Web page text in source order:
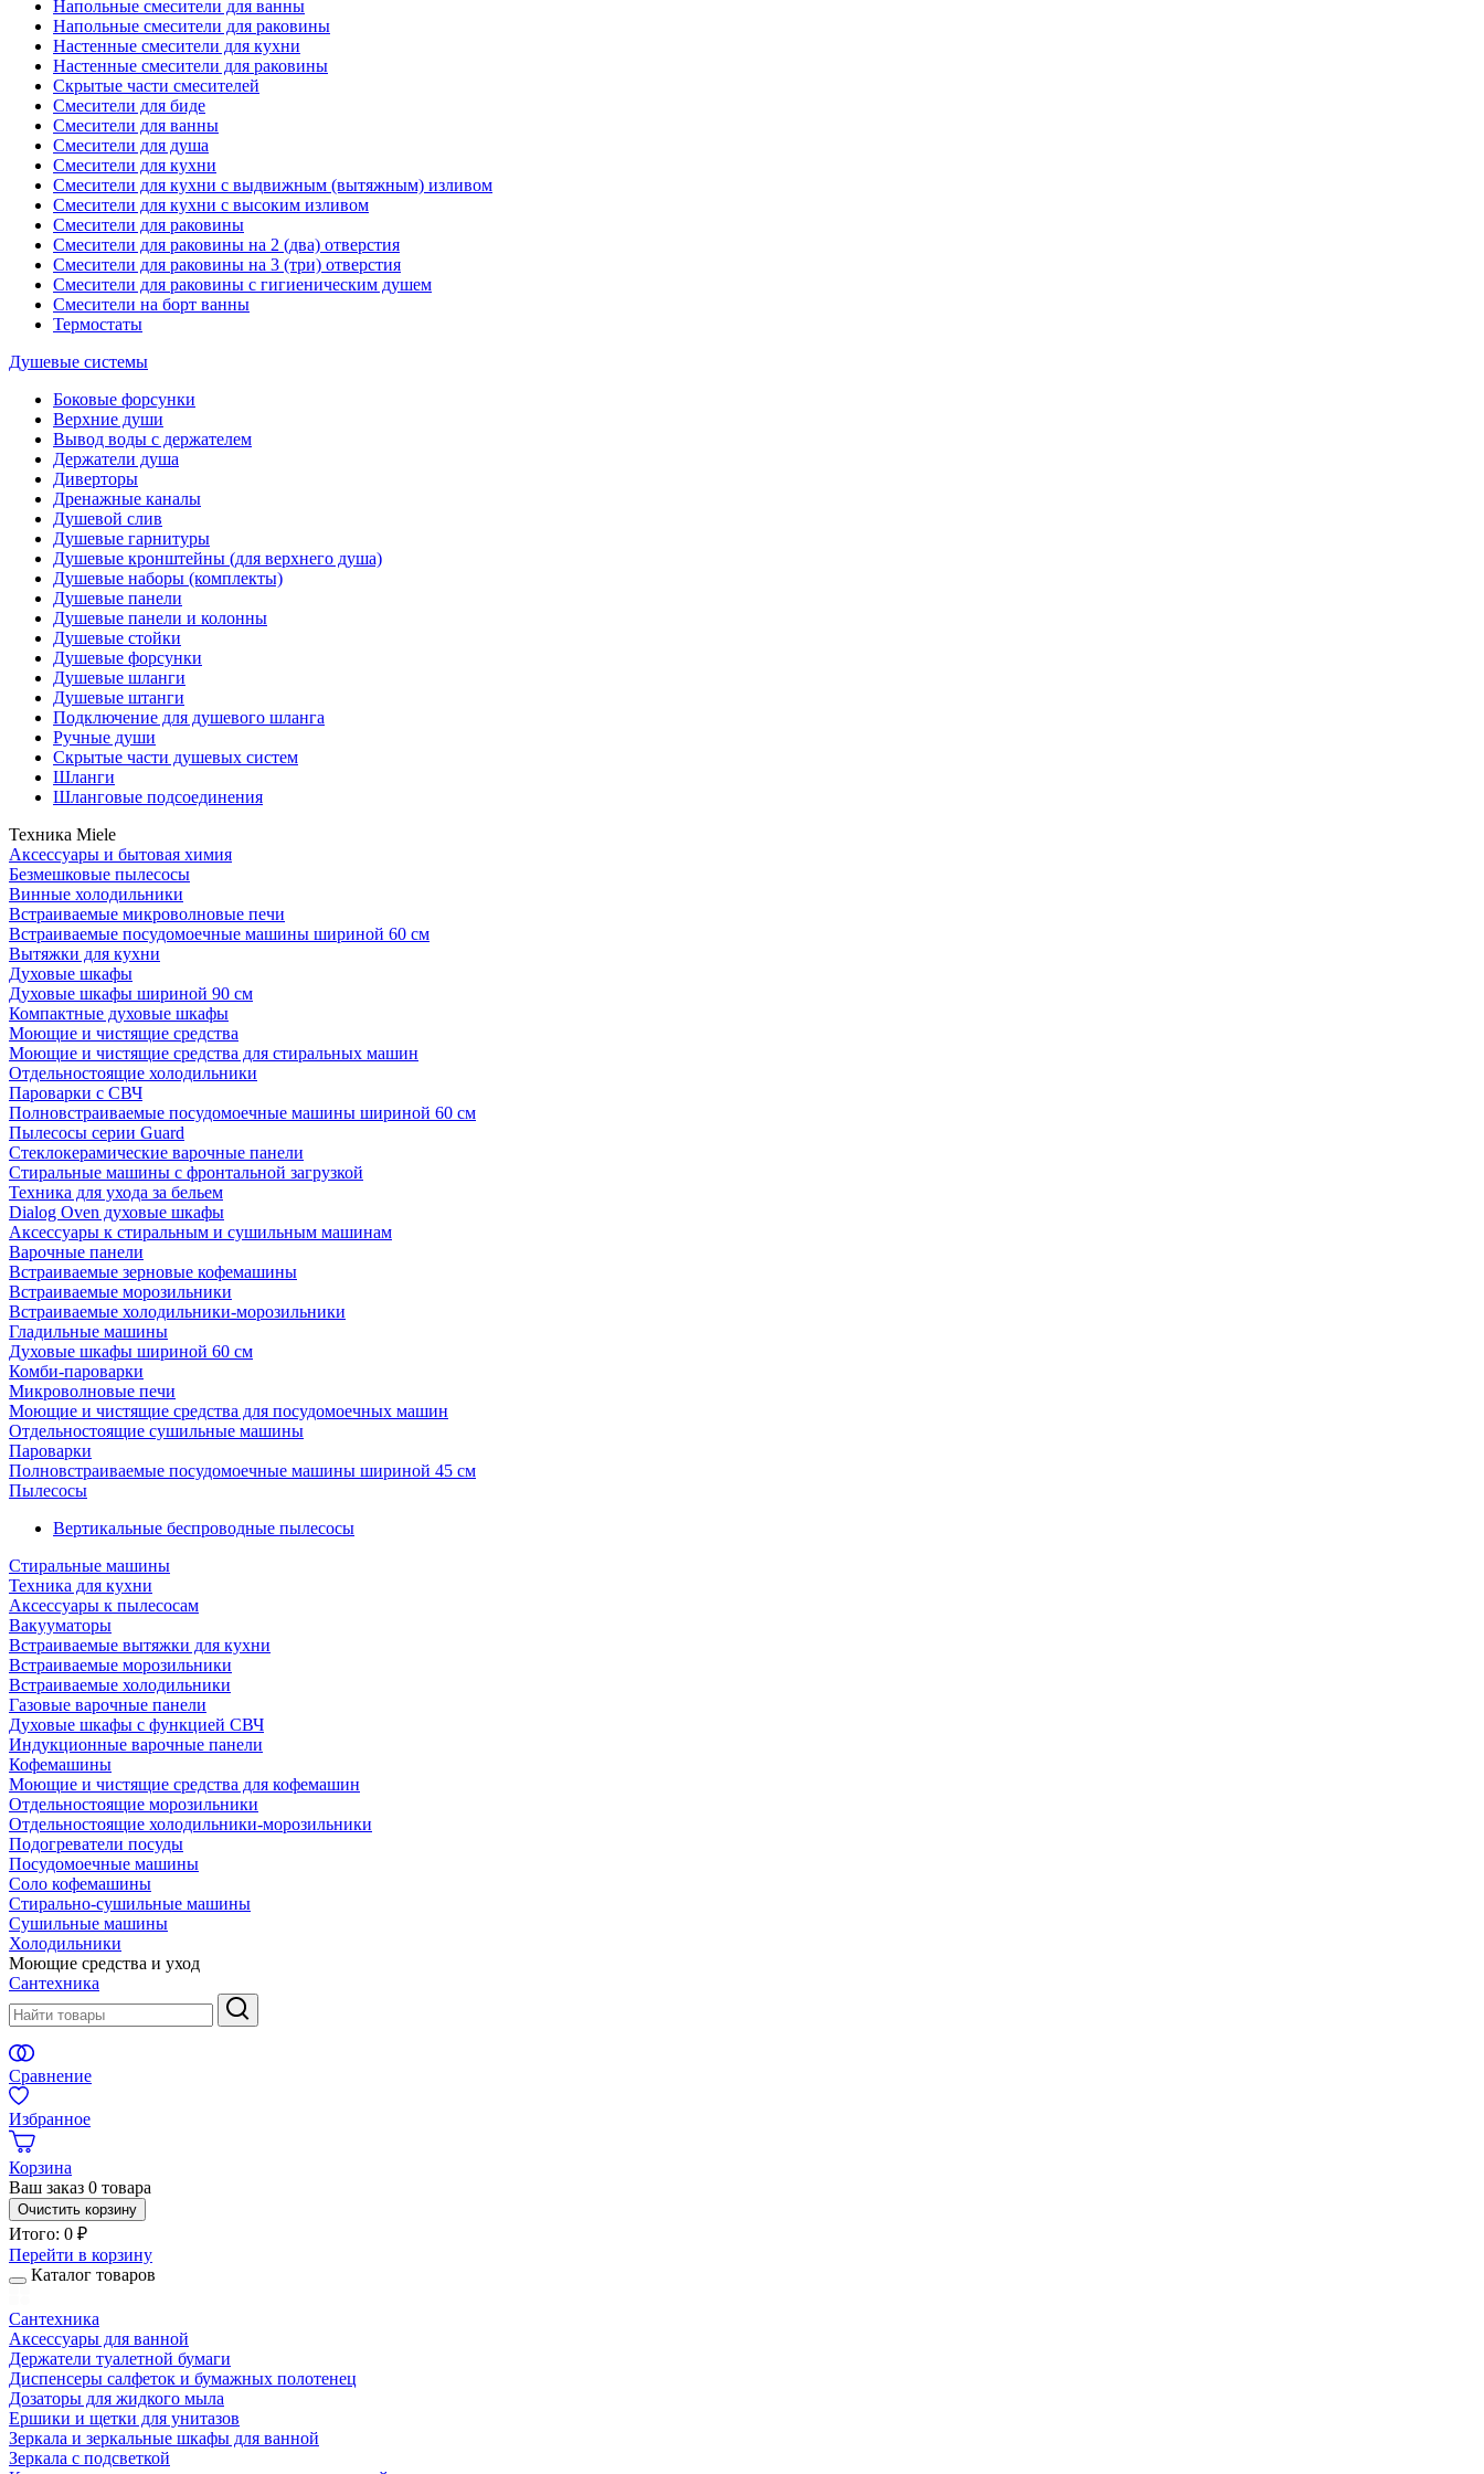
Напольные смесители для ванны
Напольные смесители для раковины
Настенные смесители для кухни
Настенные смесители для раковины
Скрытые части смесителей
Смесители для биде
Смесители для ванны
Смесители для душа
Смесители для кухни
Смесители для кухни с выдвижным (вытяжным) изливом
Смесители для кухни с высоким изливом
Смесители для раковины
Смесители для раковины на 2 (два) отверстия
Смесители для раковины на 3 (три) отверстия
Смесители для раковины с гигиеническим душем
Смесители на борт ванны
Термостаты
Душевые системы
Боковые форсунки
Верхние души
Вывод воды с держателем
Держатели душа
Диверторы
Дренажные каналы
Душевой слив
Душевые гарнитуры
Душевые кронштейны (для верхнего душа)
Душевые наборы (комплекты)
Душевые панели
Душевые панели и колонны
Душевые стойки
Душевые форсунки
Душевые шланги
Душевые штанги
Подключение для душевого шланга
Ручные души
Скрытые части душевых систем
Шланги
Шланговые подсоединения
Техника Miele
Аксессуары и бытовая химия
Безмешковые пылесосы
Винные холодильники
Встраиваемые микроволновые печи
Встраиваемые посудомоечные машины шириной 60 см
Вытяжки для кухни
Духовые шкафы
Духовые шкафы шириной 90 см
Компактные духовые шкафы
Моющие и чистящие средства
Моющие и чистящие средства для стиральных машин
Отдельностоящие холодильники
Пароварки с СВЧ
Полновстраиваемые посудомоечные машины шириной 60 см
Пылесосы серии Guard
Стеклокерамические варочные панели
Стиральные машины с фронтальной загрузкой
Техника для ухода за бельем
Dialog Oven духовые шкафы
Аксессуары к стиральным и сушильным машинам
Варочные панели
Встраиваемые зерновые кофемашины
Встраиваемые морозильники
Встраиваемые холодильники-морозильники
Гладильные машины
Духовые шкафы шириной 60 см
Комби-пароварки
Микроволновые печи
Моющие и чистящие средства для посудомоечных машин
Отдельностоящие сушильные машины
Пароварки
Полновстраиваемые посудомоечные машины шириной 45 см
Пылесосы
Вертикальные беспроводные пылесосы
Стиральные машины
Техника для кухни
Аксессуары к пылесосам
Вакууматоры
Встраиваемые вытяжки для кухни
Встраиваемые морозильники
Встраиваемые холодильники
Газовые варочные панели
Духовые шкафы с функцией СВЧ
Индукционные варочные панели
Кофемашины
Моющие и чистящие средства для кофемашин
Отдельностоящие морозильники
Отдельностоящие холодильники-морозильники
Подогреватели посуды
Посудомоечные машины
Соло кофемашины
Стирально-сушильные машины
Сушильные машины
Холодильники
Моющие средства и уход
Сантехника
Сравнение
Избранное
Корзина
Ваш заказ 0 товара
Очистить корзину
Итого: 0 ₽
Перейти в корзину
Каталог товаров
Сантехника
Аксессуары для ванной
Держатели туалетной бумаги
Диспенсеры салфеток и бумажных полотенец
Дозаторы для жидкого мыла
Ершики и щетки для унитазов
Зеркала и зеркальные шкафы для ванной
Зеркала с подсветкой